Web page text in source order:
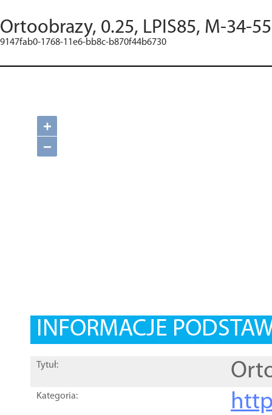
Ortoobrazy, 0.25, LPIS85, M-34-
9147fab0-1768-11e6-bb8c-b870f44b6730
+
−
INFORMACJE
Tytuł:
Kategoria: